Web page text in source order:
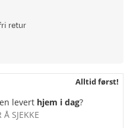
retur
Alltid først!
levert hjem i dag?
Å SJEKKE